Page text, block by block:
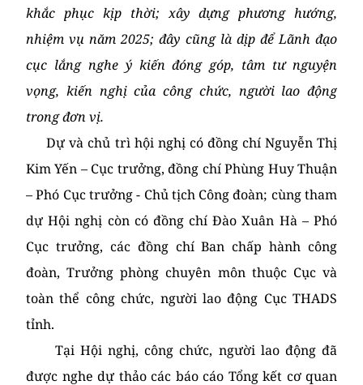
khắc phục kịp thời; xây dựng phương hướng,
nhiệm vụ năm 2025; đây cũng là dịp để Lãnh đạo
cục lắng nghe ý kiến đóng góp, tâm tư nguyện
vọng, kiến nghị của công chức, người lao động
trong đơn vị.
Dự và chủ trì hội nghị có đồng chí Nguyễn Thị
Kim Yến – Cục trưởng, đồng chí Phùng Huy Thuận
– Phó Cục trưởng - Chủ tịch Công đoàn; cùng tham
dự Hội nghị còn có đồng chí Đào Xuân Hà – Phó
Cục trưởng, các đồng chí Ban chấp hành công
đoàn, Trưởng phòng chuyên môn thuộc Cục và
toàn thể công chức, người lao động Cục THADS
tỉnh.
Tại Hội nghị, công chức, người lao động đã
được nghe dự thảo các báo cáo Tổng kết cơ quan